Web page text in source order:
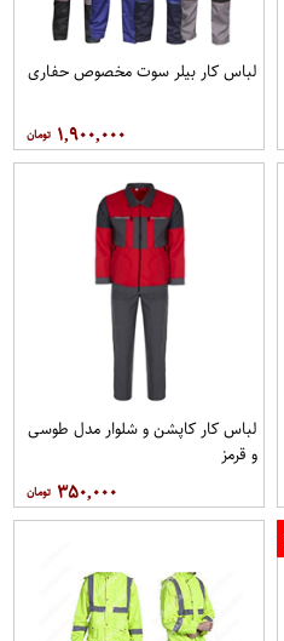
لباس کار بیلر سوت مخصوص حفاری
۱,۹۰۰,۰۰۰
لباس کار کاپشن و شلوار مدل طوسی
و قرمز
۳۵۰,۰۰۰